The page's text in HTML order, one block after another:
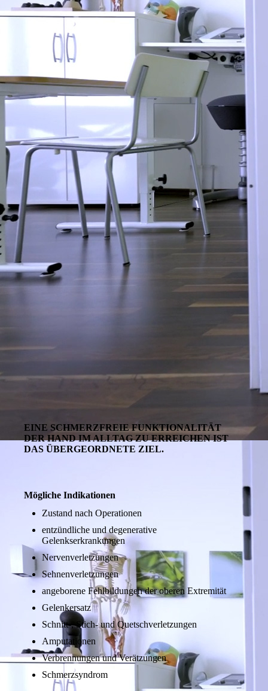
EINE SCHMERZFREIE FUNKTIONALITÄT
DER HAND IM ALLTAG ZU ERREICHENIST
DAS ÜBERGEORDNETE ZIEL.
Mögliche Indikationen
Zustand nach Operationen
entzündliche und degenerative
Gelenkserkrankungen
Nervenverletzungen
Sehnenverletzungen
angeborene Fehlbildungen der oberen Extremität
Gelenkersatz
Schnitt-, Stich- und Quetschverletzungen
Amputationen
Verbrennungen und Verätzungen
Schmerzsyndrom